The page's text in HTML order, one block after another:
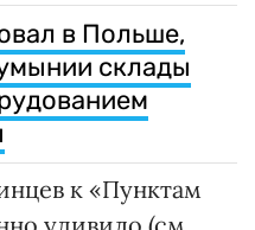
в Польше,
склады
к «Пунктам